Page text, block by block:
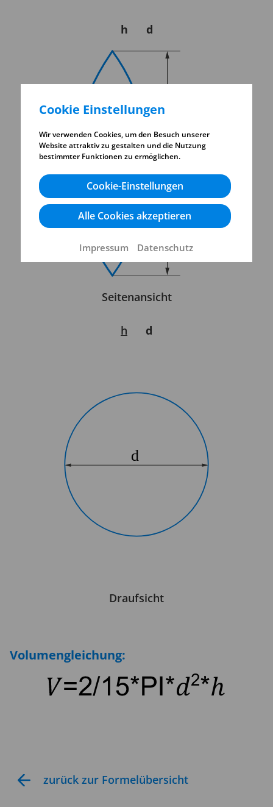
h d
Seitenansicht
h d
Draufsicht
Volumengleichung:
zurück zur Formelübersicht
Cookie Einstellungen
Wir verwenden Cookies, um den Besuch unserer
Website attraktiv zu gestalten und die Nutzung
bestimmter Funktionen zu ermöglichen.
Cookie-Einstellungen
Alle Cookies akzeptieren
Impressum Datenschutz